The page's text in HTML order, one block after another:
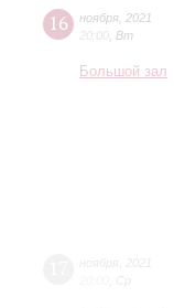
16 ноября 2021
20:00 Вт
Большой зал